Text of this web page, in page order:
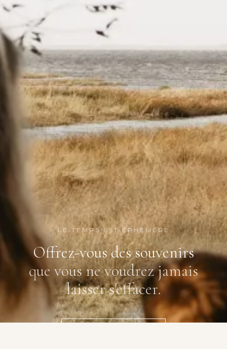
LE TEMPS EST ÉPHÉMÈRE
Offrez-vous des souvenirs
que vous ne voudrez jamais
laisser s'effacer.